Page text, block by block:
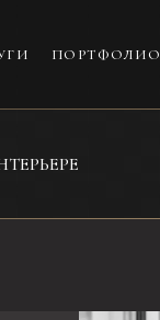
ПОРТФОЛИО